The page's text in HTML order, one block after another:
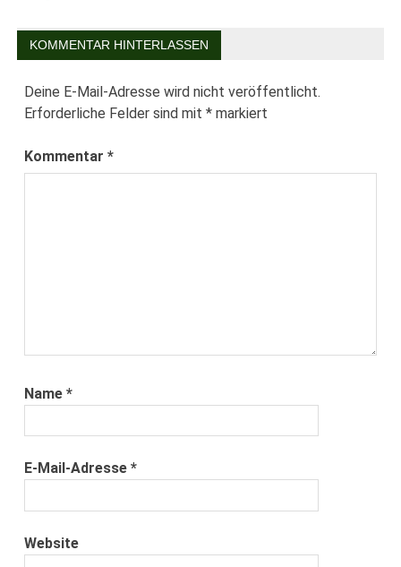
KOMMENTAR HINTERLASSEN
Deine E-Mail-Adresse wird nicht veröffentlicht.
Erforderliche Felder sind mit* markiert
Kommentar*
Name*
E-Mail-Adresse*
Website